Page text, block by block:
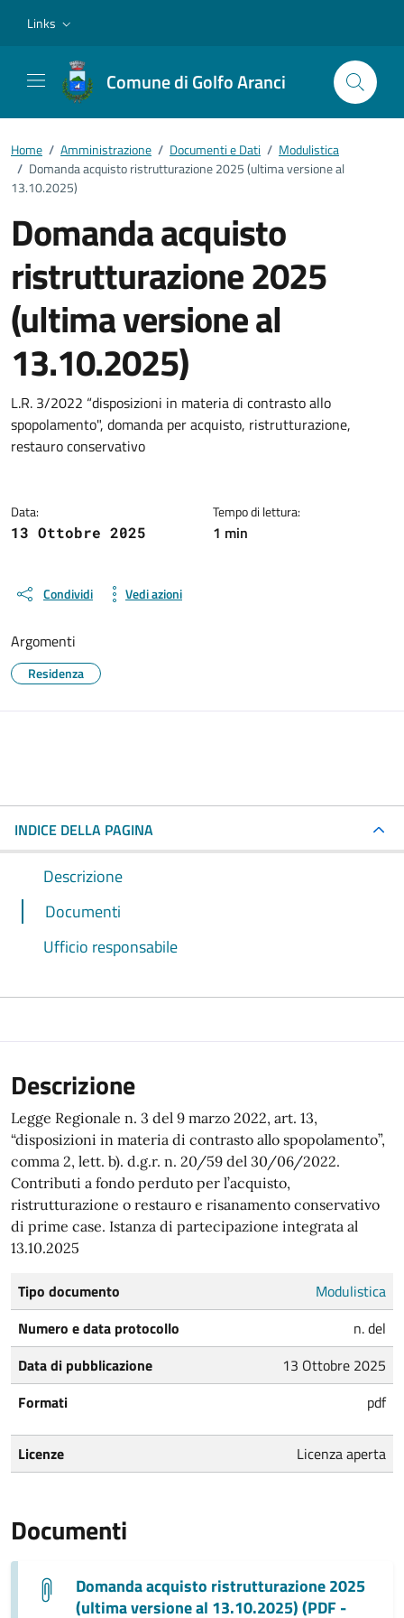
Links
Comune di Golfo Aranci
Home / Amministrazione / Documenti e Dati / Modulistica
/ Domanda acquisto ristrutturazione 2025 (ultima versione al
13.10.2025)
Domanda acquisto
ristrutturazione 2025
(ultima versione al
13.10.2025)
Dettagli del documento
L.R. 3/2022 “disposizioni in materia di contrasto allo
spopolamento", domanda per acquisto, ristrutturazione,
restauro conservativo
Data:
13 Ottobre 2025
Tempo di lettura:
1 min
Condividi Vedi azioni
Argomenti
Residenza
INDICE DELLA PAGINA
Descrizione
Documenti
Ufficio responsabile
Descrizione
Legge Regionale n. 3 del 9 marzo 2022, art. 13,
“disposizioni in materia di contrasto allo spopolamento”,
comma 2, lett. b). d.g.r. n. 20/59 del 30/06/2022.
Contributi a fondo perduto per l’acquisto,
ristrutturazione o restauro e risanamento conservativo
di prime case. Istanza di partecipazione integrata al
13.10.2025
Tipo documento
Modulistica
Numero e data protocollo
n. del
Data di pubblicazione
13 Ottobre 2025
Formati
pdf
Licenze Licenza aperta
Documenti
Domanda acquisto ristrutturazione 2025
(ultima versione al 13.10.2025) (PDF -